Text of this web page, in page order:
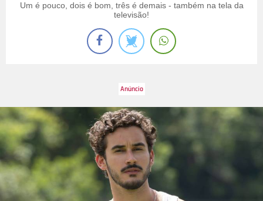
Um é pouco, dois é bom, três é demais - também na tela da
televisão!